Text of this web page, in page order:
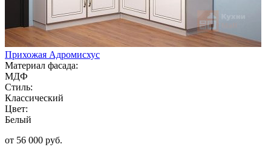
Прихожая Адромисхус
Материал фасада:
МДФ
Стиль:
Классический
Цвет:
Белый
от 56 000 руб.